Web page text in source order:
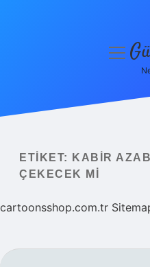
Yasal Uyarı
menüyü
ETIKET:
KABIR
ÇEKECEK MI
cartoonsshop.com.tr